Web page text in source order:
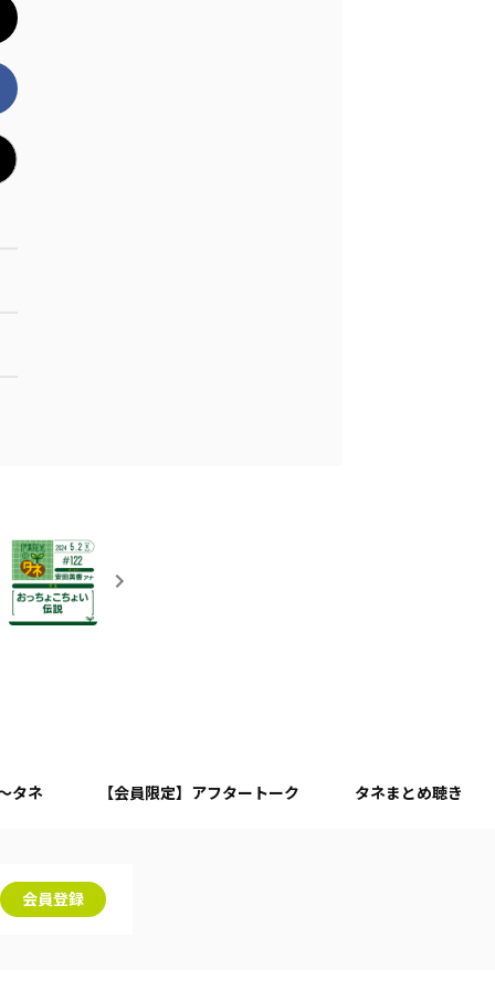
タネ 【会員限定】アフタートーク タネまとめ聴き
会員登録